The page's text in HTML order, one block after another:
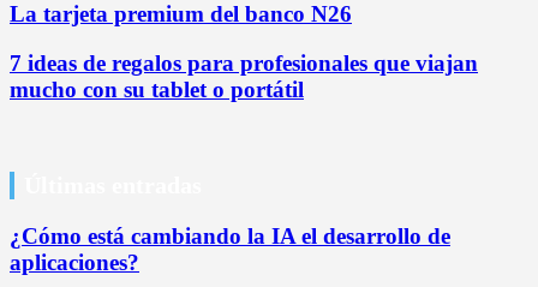
La tarjeta premium del banco N26
7 ideas de regalos para profesionales que viajan
mucho con su tablet o portátil
¿Cómo está cambiando la IA el desarrollo de
aplicaciones?